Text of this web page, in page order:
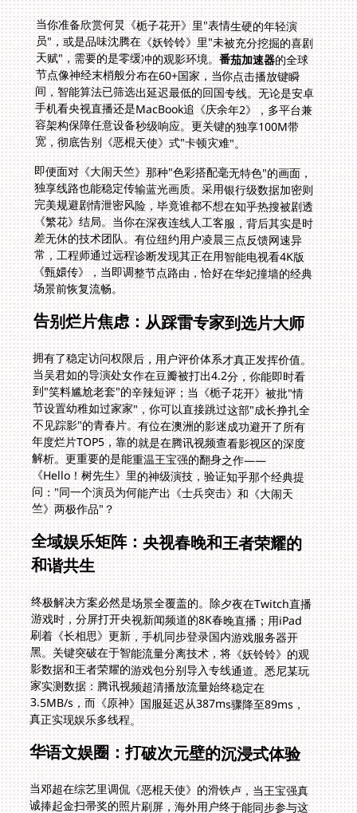
当你准备欣赏何炅《栀子花开》里"表情生硬的年轻演
员"，或是品味沈腾在《妖铃铃》里"未被充分挖掘的喜剧
天赋"，需要的是零缓冲的观影环境。番茄加速器的全球
节点像神经末梢般分布在60+国家，当你点击播放键瞬
间，智能算法已筛选出延迟最低的回国专线。无论是安卓
手机看央视直播还是MacBook追《庆余年2》，多平台兼
容架构保障任意设备秒级响应。更关键的独享100M带
宽，彻底告别《恶棍天使》式"卡顿灾难"。
即便面对《大闹天竺》那种"色彩搭配毫无特色"的画面，
独享线路也能稳定传输蓝光画质。采用银行级数据加密则
完美规避剧情泄密风险，毕竟谁都不想在知乎热搜被剧透
《繁花》结局。当你在深夜连线人工客服，背后其实是时
差无休的技术团队。有位纽约用户凌晨三点反馈网速异
常，工程师通过远程诊断发现其正在用智能电视看4K版
《甄嬛传》，当即调整节点路由，恰好在华妃撞墙的经典
场景前恢复流畅。
告别烂片焦虑：从踩雷专家到选片大师
拥有了稳定访问权限后，用户评价体系才真正发挥价值。
当吴君如的导演处女作在豆瓣被打出4.2分，你能即时看
到"笑料尴尬老套"的辛辣短评；当《栀子花开》被批"情
节设置幼稚如过家家"，你可以直接跳过这部"成长挣扎全
不见踪影"的青春片。有位在澳洲的影迷成功避开了所有
年度烂片TOP5，靠的就是在腾讯视频查看影视区的深度
解析。更重要的是能重温王宝强的翻身之作——
《Hello！树先生》里的神级演技，验证知乎那个经典提
问："同一个演员为何能产出《士兵突击》和《大闹天
竺》两极作品"？
全域娱乐矩阵：央视春晚和王者荣耀的
和谐共生
终极解决方案必然是场景全覆盖的。除夕夜在Twitch直播
游戏时，分屏打开央视新闻频道的8K春晚直播；用iPad
刷着《长相思》更新，手机同步登录国内游戏服务器开
黑。关键突破在于智能流量分离技术，将《妖铃铃》的观
影数据和王者荣耀的游戏包分别导入专线通道。悉尼某玩
家实测数据：腾讯视频超清播放流量始终稳定在
3.5MB/s，而《原神》国服延迟从387ms骤降至89ms，
真正实现娱乐多线程。
华语文娱圈：打破次元壁的沉浸式体验
当邓超在综艺里调侃《恶棍天使》的滑铁卢，当王宝强真
诚捧起金扫帚奖的照片刷屏，海外用户终于能同步参与这